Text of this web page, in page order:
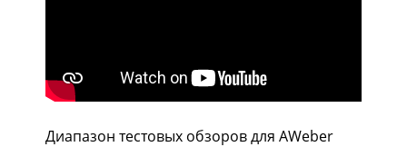
Диапазон тестовых обзоров для AWeber